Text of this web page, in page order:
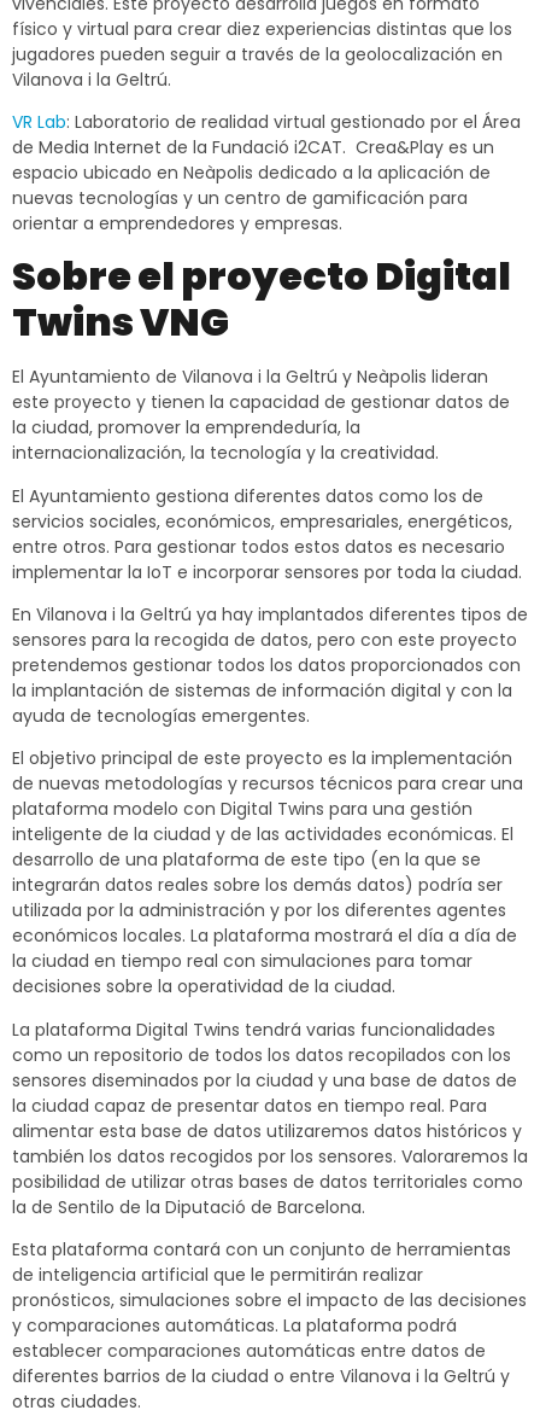
físico y virtual para crear diez experiencias distintas que los
jugadores pueden seguir a través de la geolocalización en
Vilanova i la Geltrú.
VR Lab: Laboratorio de realidad virtual gestionado por el Área
de Media Internet de la Fundació i2CAT. Crea&Play es un
espacio ubicado en Neàpolis dedicado a la aplicación de
nuevas tecnologías y un centro de gamificación para
orientar a emprendedores y empresas.
Sobre el proyecto Digital
TwinsVNG
El Ayuntamiento de Vilanova i la Geltrú y Neàpolis lideran
este proyecto y tienen la capacidad de gestionar datos de
la ciudad, promover la emprendeduría, la
internacionalización, la tecnología y la creatividad.
El Ayuntamiento gestiona diferentes datos como los de
servicios sociales, económicos, empresariales, energéticos,
entre otros. Para gestionar todos estos datos es necesario
implementar la IoT e incorporar sensores por toda la ciudad.
En Vilanova i la Geltrú ya hay implantados diferentes tipos de
sensores para la recogida de datos, pero con este proyecto
pretendemos gestionar todos los datos proporcionados con
la implantación de sistemas de información digital y con la
ayuda de tecnologías emergentes.
El objetivo principal de este proyecto es la implementación
de nuevas metodologías y recursos técnicos para crear una
plataforma modelo con Digital Twins para una gestión
inteligente de la ciudad y de las actividades económicas. El
desarrollo de una plataforma de este tipo (en la que se
integrarán datos reales sobre los demás datos) podría ser
utilizada por la administración y por los diferentes agentes
económicos locales. La plataforma mostrará el día a día de
la ciudad en tiempo real con simulaciones para tomar
decisiones sobre la operatividad de la ciudad.
La plataforma Digital Twins tendrá varias funcionalidades
como un repositorio de todos los datos recopilados con los
sensores diseminados por la ciudad y una base de datos de
la ciudad capaz de presentar datos en tiempo real. Para
alimentar esta base de datos utilizaremos datos históricos y
también los datos recogidos por los sensores. Valoraremos la
posibilidad de utilizar otras bases de datos territoriales como
la de Sentilo de la Diputació de Barcelona.
Esta plataforma contará con un conjunto de herramientas
de inteligencia artificial que le permitirán realizar
pronósticos, simulaciones sobre el impacto de las decisiones
y comparaciones automáticas. La plataforma podrá
establecer comparaciones automáticas entre datos de
diferentes barrios de la ciudad o entre Vilanova i la Geltrú y
otras ciudades.